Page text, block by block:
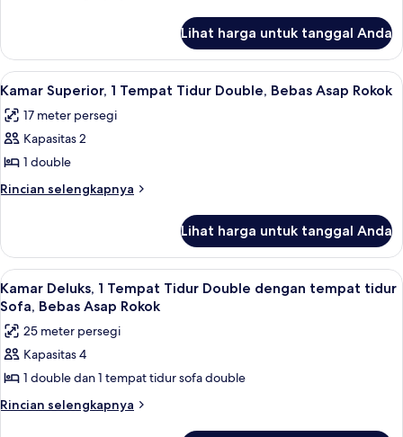
Tidur
Twin,
Bebas
Asap
Rokok
Kamar
Standar,
2
Tidur
Twin,
Asap
Rokok
Lihat harga untuk tanggal Anda
Lihat
semua
foto
untuk
Kamar
Superior,
Tidur
Double,
Bebas
Asap
Rokok
Kamar Superior, 1 Tempat Tidur
9
Kamar Superior, 1 Tempat Tidur Double, Bebas Asap Rokok
17 meter persegi
Kapasitas 2
1 double
Rincian selengkapnya
Rincian
Kamar
Superior,
1
Tempat
Double,
Bebas
Rokok
Lihat harga untuk tanggal Anda
Lihat
semua
foto
untuk
Kamar
Deluks,
1
Kamar Deluks, 1 Tempat Tidur
4
Kamar Deluks, 1 Tempat Tidur Double dengan tempat tidur
Sofa, Bebas Asap Rokok
25 meter persegi
Kapasitas 4
1 double dan 1 tempat tidur sofa double
Rincian selengkapnya
Rincian